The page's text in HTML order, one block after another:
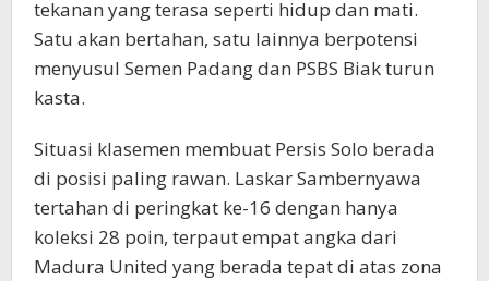
tekanan yang terasa seperti hidup dan mati.
Satu akan bertahan, satu lainnya berpotensi
menyusul Semen Padang dan PSBS Biak turun
kasta.
Situasi klasemen membuat Persis Solo berada
di posisi paling rawan. Laskar Sambernyawa
tertahan di peringkat ke-16 dengan hanya
koleksi 28 poin, terpaut empat angka dari
Madura United yang berada tepat di atas zona